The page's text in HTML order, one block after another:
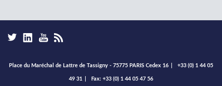
Place du Maréchal de Lattre de Tassigny - 75775 PARIS Cedex 16 +33 (0) 1 44 05
49 31 Fax: +33 (0) 1 44 05 47 56